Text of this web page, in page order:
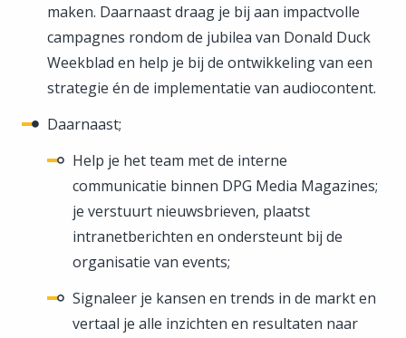
maken. Daarnaast draag je bij aan impactvolle
campagnes rondom de jubilea van Donald Duck
Weekblad en help je bij de ontwikkeling van een
strategie én de implementatie van audiocontent.
Daarnaast;
Help je het team met de interne
communicatie binnen DPG Media Magazines;
je verstuurt nieuwsbrieven, plaatst
intranetberichten en ondersteunt bij de
organisatie van events;
Signaleer je kansen en trends in de markt en
vertaal je alle inzichten en resultaten naar